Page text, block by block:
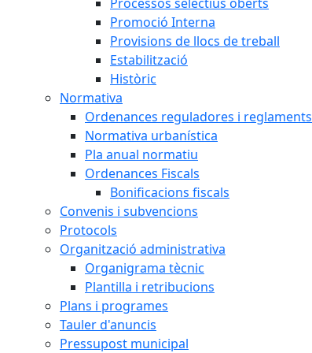
Promoció Interna
Provisions de llocs de treball
Estabilització
Històric
Normativa
Ordenances reguladores i reglaments
Normativa urbanística
Pla anual normatiu
Ordenances Fiscals
Bonificacions fiscals
Convenis i subvencions
Protocols
Organització administrativa
Organigrama tècnic
Plantilla i retribucions
Plans i programes
Tauler d'anuncis
Pressupost municipal